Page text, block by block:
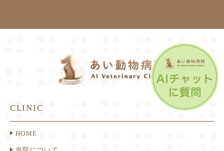
CLINIC
HOME